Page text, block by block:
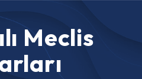
Meclis